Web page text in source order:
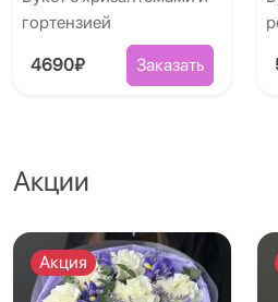
гортензией
4690₽ Заказать
Акции
Акция